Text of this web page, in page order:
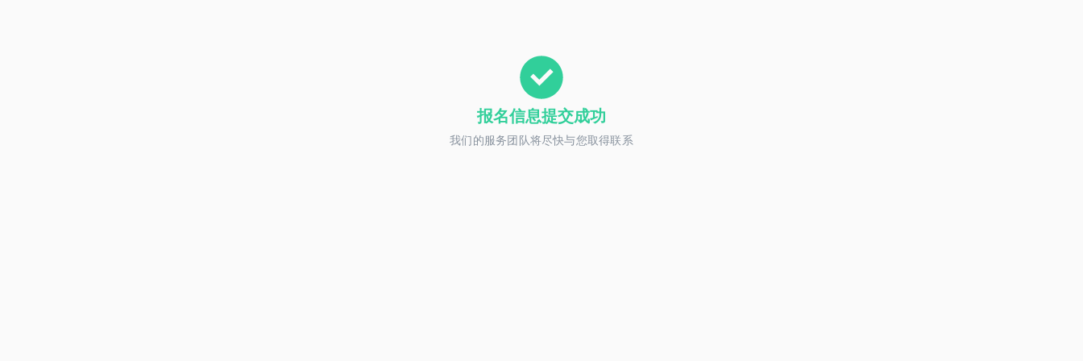
报名信息提交成功
我们的服务团队将尽快与您取得联系